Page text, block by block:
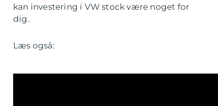
kan investering i VW stock være noget for
dig.
Læs også: